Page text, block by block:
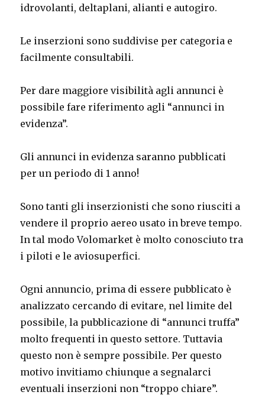
idrovolanti, deltaplani, alianti e autogiro.
Le inserzioni sono suddivise per categoria e
facilmente consultabili.
Per dare maggiore visibilità agli annunci è
possibile fare riferimento agli “annunci in
evidenza”.
Gli annunci in evidenza saranno pubblicati
per un periodo di 1 anno!
Sono tanti gli inserzionisti che sono riusciti a
vendere il proprio aereo usato in breve tempo.
In tal modo Volomarket è molto conosciuto tra
i piloti e le aviosuperfici.
Ogni annuncio, prima di essere pubblicato è
analizzato cercando di evitare, nel limite del
possibile, la pubblicazione di “annunci truffa”
molto frequenti in questo settore. Tuttavia
questo non è sempre possibile. Per questo
motivo invitiamo chiunque a segnalarci
eventuali inserzioni non “troppo chiare”.